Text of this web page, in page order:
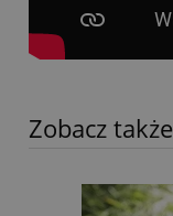
Zobacz także